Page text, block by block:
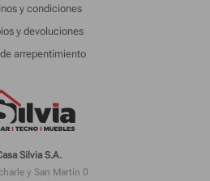
y condiciones
y devoluciones
arrepentimiento
Silvia S.A.
y San Martín 0